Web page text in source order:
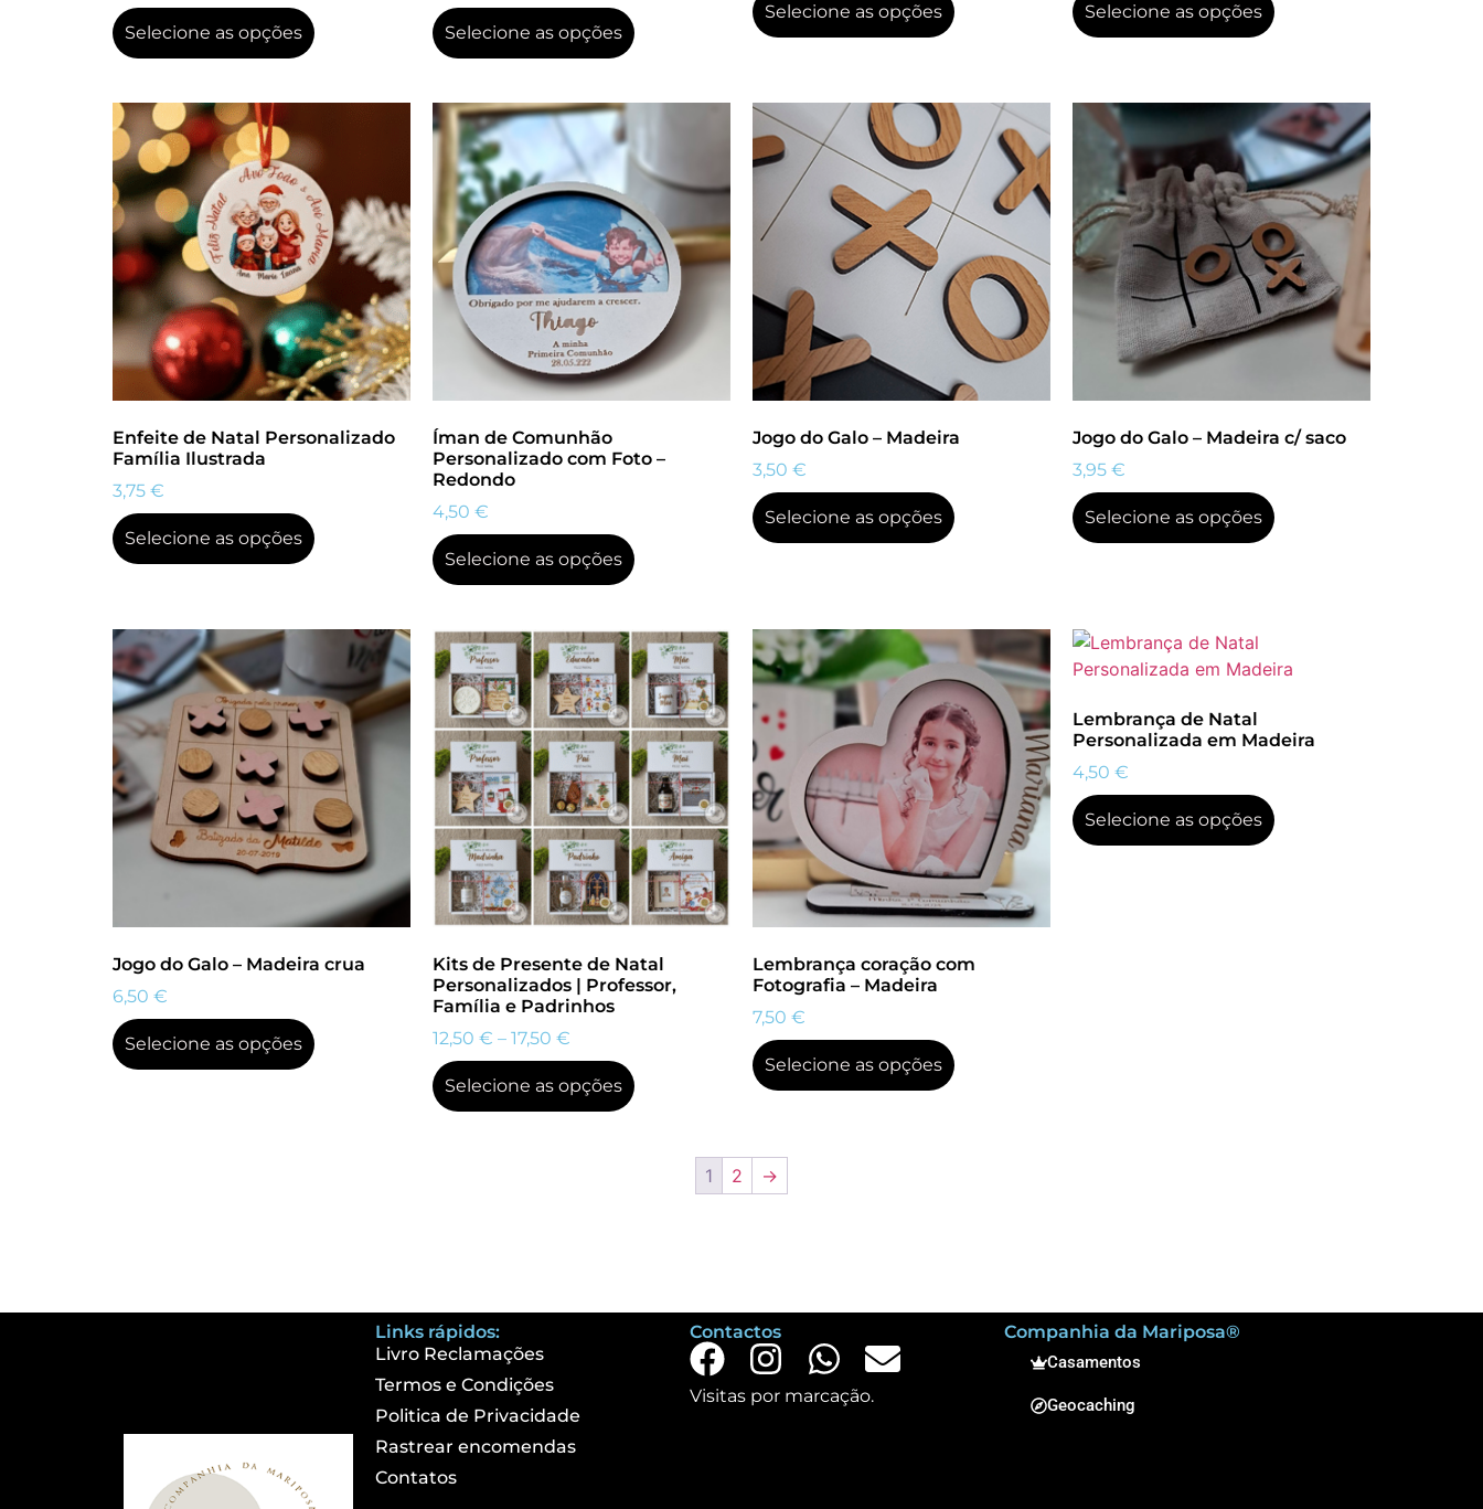
Selecione as opções Selecione as opções
Selecione as opções Selecione as opções
Enfeite de Natal Personalizado
Família Ilustrada
3,75 €
Selecione as opções
Íman de Comunhão
Personalizado com Foto –
Redondo
4,50 €
Selecione as opções
Jogo do Galo – Madeira
3,50 €
Selecione as opções
Jogo do Galo – Madeira c/ saco
3,95 €
Selecione as opções
Jogo do Galo – Madeira crua
6,50 €
Selecione as opções
Kits de Presente de Natal
Personalizados | Professor,
Família e Padrinhos
12,50 € – 17,50 €
Selecione as opções
Lembrança coração com
Fotografia – Madeira
7,50 €
Selecione as opções
Lembrança de Natal
Personalizada em Madeira
4,50 €
Selecione as opções
1 2 →
Links rápidos:
Livro Reclamações
Termos e Condições
Politica de Privacidade
Rastrear encomendas
Contatos
Contactos
Visitas por marcação.
Companhia da Mariposa®
Casamentos
Geocaching